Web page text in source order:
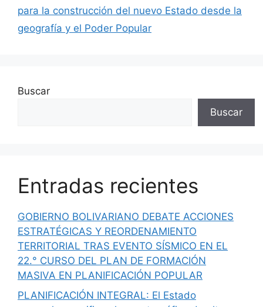
para la construcción del nuevo Estado desde la
geografía y el Poder Popular
Buscar
Buscar
Entradas recientes
GOBIERNO BOLIVARIANO DEBATE ACCIONES
ESTRATÉGICAS Y REORDENAMIENTO
TERRITORIAL TRAS EVENTO SÍSMICO EN EL
22.° CURSO DEL PLAN DE FORMACIÓN
MASIVA EN PLANIFICACIÓN POPULAR
PLANIFICACIÓN INTEGRAL: El Estado